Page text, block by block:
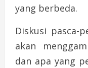
yang berbeda.
Diskusi pasca-
akan
dan apa yang